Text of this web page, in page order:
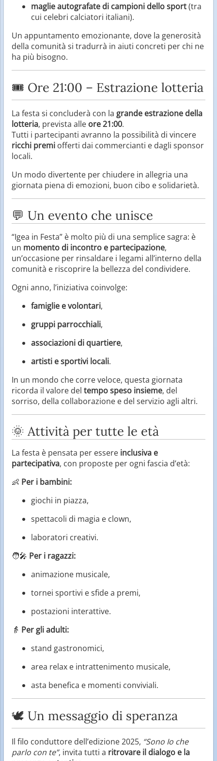
maglie autografate di campioni dello sport(tra
cui celebri calciatori italiani).
Un appuntamento emozionante, dove la generosità
della comunità si tradurrà in aiuti concreti per chi ne
ha più bisogno.
🎟 Ore 21:00 – Estrazione lotteria
La festa si concluderà con la grande estrazione della
lotteria, prevista alle ore 21:00.
Tutti i partecipanti avranno la possibilità di vincere
ricchi premi offerti dai commercianti e dagli sponsor
locali.
Un modo divertente per chiudere in allegria una
giornata piena di emozioni, buon cibo e solidarietà.
💬 Un evento che unisce
“Igea in Festa” è molto più di una semplice sagra: è
un momento di incontro e partecipazione,
un’occasione per rinsaldare i legami all’interno della
comunità e riscoprire la bellezza del condividere.
Ogni anno, l’iniziativa coinvolge:
famiglie e volontari,
gruppi parrocchiali,
associazioni di quartiere,
artisti e sportivi locali.
In un mondo che corre veloce, questa giornata
ricorda il valore del tempo speso insieme, del
sorriso, della collaborazione e del servizio agli altri.
🌞 Attività per tutte le età
La festa è pensata per essere inclusiva e
partecipativa, con proposte per ogni fascia d’età:
👶 Per i bambini:
giochi in piazza,
spettacoli di magia e clown,
laboratori creativi.
🧑‍🎤 Per i ragazzi:
animazione musicale,
tornei sportivi e sfide a premi,
postazioni interattive.
👵 Per gli adulti:
stand gastronomici,
area relax e intrattenimento musicale,
asta benefica e momenti conviviali.
🕊 Un messaggio di speranza
Il filo conduttore dell’edizione 2025, “Sono Io che
parlo con te”, invita tutti a ritrovare il dialogo e la